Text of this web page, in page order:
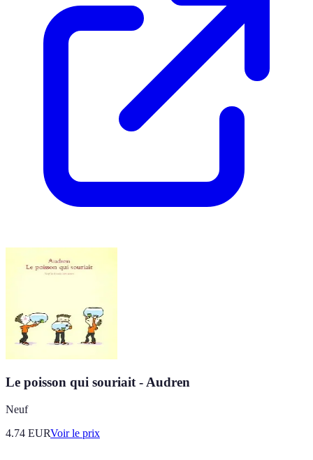
Le poisson qui souriait - Audren
Neuf
4.74 EURVoir le prix